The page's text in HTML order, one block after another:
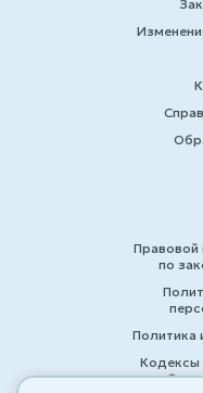
Правовой
по
Политика
Кодексы